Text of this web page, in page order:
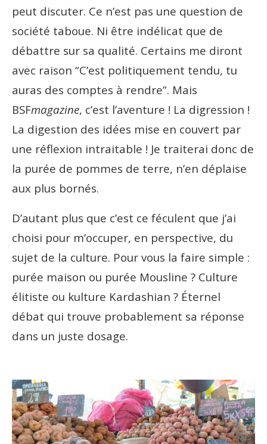
peut discuter. Ce n’est pas une question de
société taboue. Ni être indélicat que de
débattre sur sa qualité. Certains me diront
avec raison “C’est politiquement tendu, tu
auras des comptes à rendre”. Mais
BSFmagazine, c’est l’aventure ! La digression !
La digestion des idées mise en couvert par
une réflexion intraitable ! Je traiterai donc de
la purée de pommes de terre, n’en déplaise
aux plus bornés.
D’autant plus que c’est ce féculent que j’ai
choisi pour m’occuper, en perspective, du
sujet de la culture. Pour vous la faire simple :
purée maison ou purée Mousline ? Culture
élitiste ou kulture Kardashian ? Éternel
débat qui trouve probablement sa réponse
dans un juste dosage.